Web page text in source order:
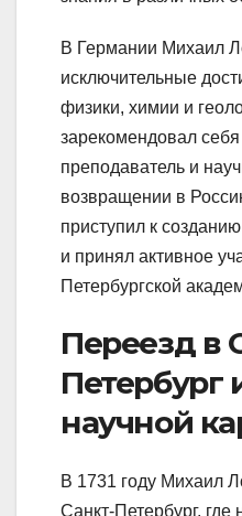
В Германии Михаил
исключительные
физики, химии и
зарекомендовал
преподаватель и
возвращении в
приступил к
и принял активное
Петербургской
Переезд в
Петербург
научной
В 1731 году Михаил
Санкт-Петербург,